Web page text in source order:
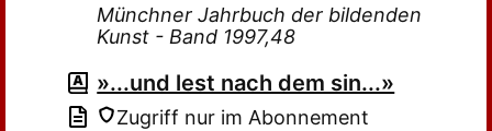
Münchner Jahrbuch der bildenden
Kunst - Band 1997,48
»...und lest nach dem sin...»
Zugriff nur im Abonnement